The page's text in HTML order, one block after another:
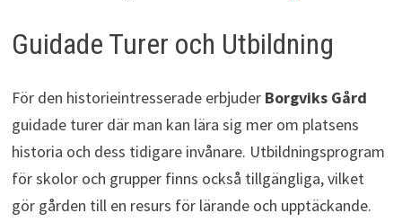
Guidade Turer och Utbildning
För den historieintresserade erbjuder Borgviks Gård
guidade turer där man kan lära sig mer om platsens
historia och dess tidigare invånare. Utbildningsprogram
för skolor och grupper finns också tillgängliga, vilket
gör gården till en resurs för lärande och upptäckande.